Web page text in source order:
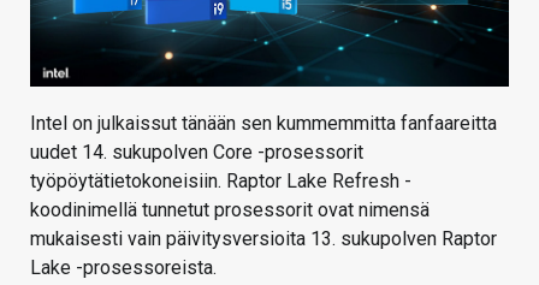
Intel on julkaissut tänään sen kummemmitta fanfaareitta
uudet 14. sukupolven Core -prosessorit
työpöytätietokoneisiin. Raptor Lake Refresh -
koodinimellä tunnetut prosessorit ovat nimensä
mukaisesti vain päivitysversioita 13. sukupolven Raptor
Lake -prosessoreista.